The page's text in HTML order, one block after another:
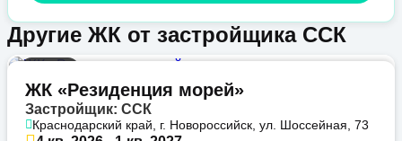
Другие ЖК от застройщика ССК
ЖК «Резиденция морей»
Застройщик: ССК
Краснодарский край, г. Новороссийск, ул. Шоссейная, 73